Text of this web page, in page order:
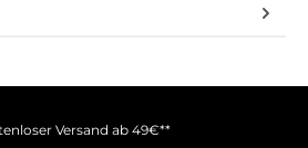
Versand ab 49€**